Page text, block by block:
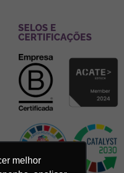
melhor
SELOS E
CERTIFICAÇÕES